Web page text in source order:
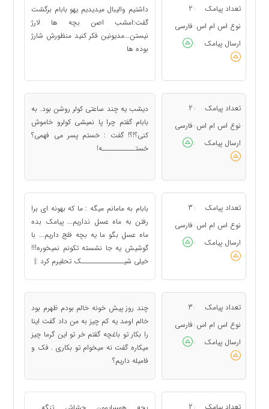
تعداد پیامک :
2
نوع اس ام اس : فارسی
ارسال پیامک
:
داشتیم والیبال میدیدیم یهو بابام برگشت
گفت:امشب اصن بچه ها لارژ
نیستن...مدیونین فکر کنید منظورش شارژ
بوده ها
تعداد پیامک :
2
نوع اس ام اس : فارسی
ارسال پیامک
:
دیشب یه چند ساعتی کولر روشن بود. به
بابام گفتم چرا پا نمیشی کولرو خاموش
کنی؟!؟! گفت : خستم پسر می فهمی؟
خستـــــــــــه!
تعداد پیامک :
3
نوع اس ام اس : فارسی
ارسال پیامک
:
بابام به مامانم میگه : ما که بهونه ای برا
رفتن به ماه عسل نداریم... پیامک بده
ماه عسل بگو ما یه بچه فلج داریم... با
گوشیش یه جا نشسته تکونم نمیخوره!!!
خیلی شیــــــــــــــک تحقیرم کرد :|
تعداد پیامک :
3
نوع اس ام اس : فارسی
ارسال پیامک
:
چند روز پیش خونه خالم بودم ظهرم بود
خالم اومد یه کم چیز به من داد گفت اینا
را بکار تو باغچه گفتم خر تو این گرما چیز
میکاره گفت نه میخوام تو بکاری . فک و
فامیله داریم؟
: